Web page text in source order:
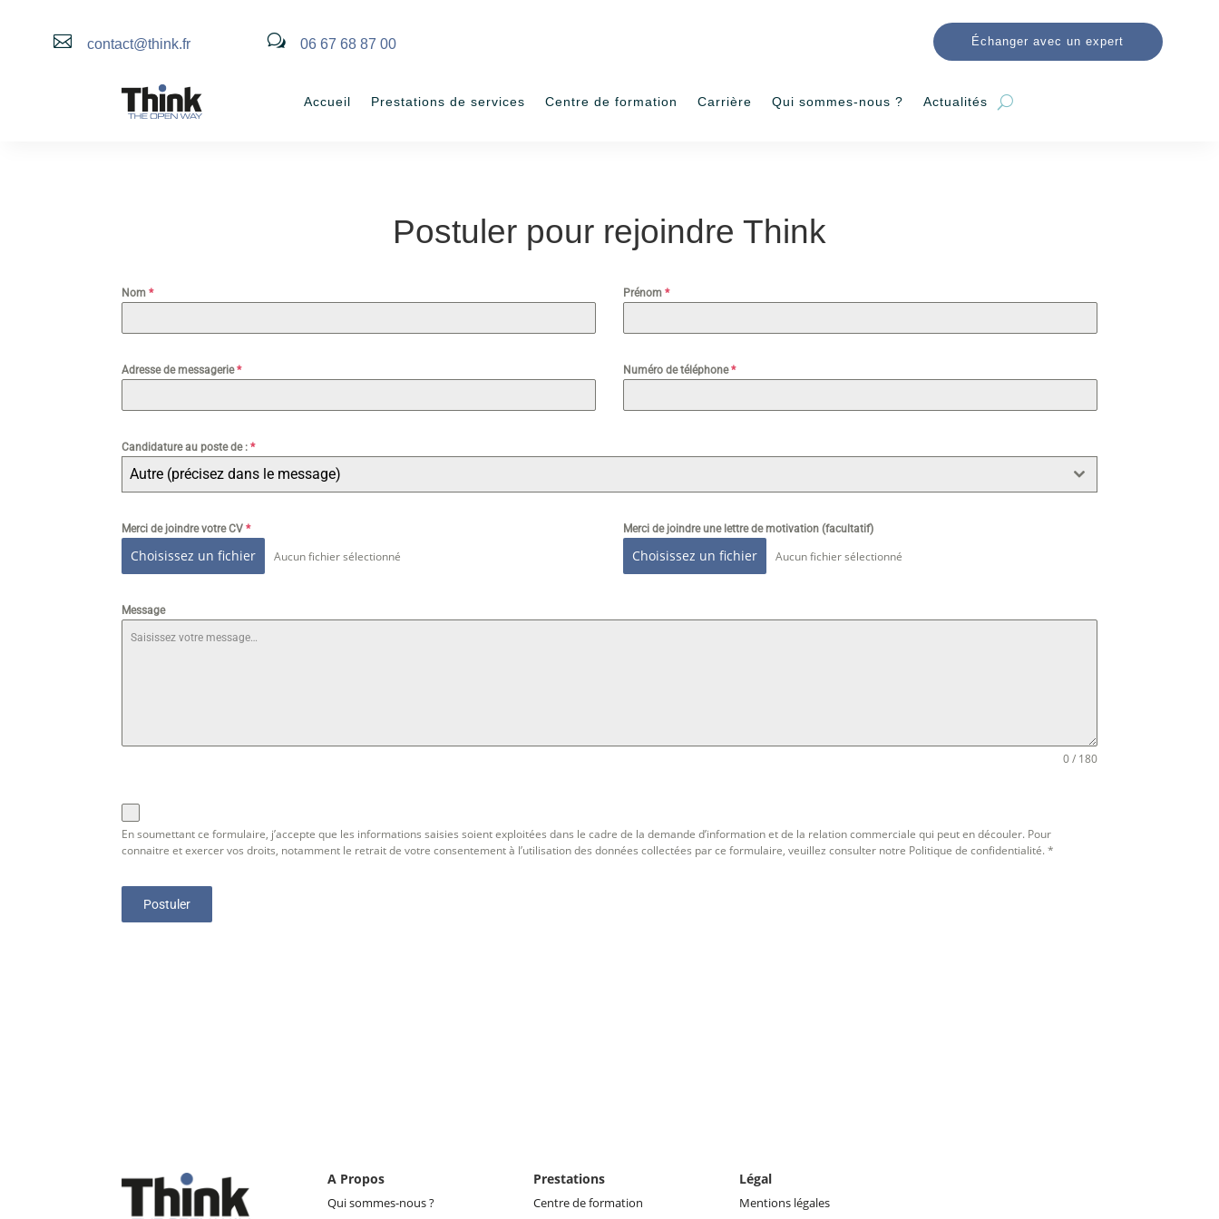
 contact@think.fr w 06 67 68 87 00 Échanger avec un expert
Accueil Prestations de services Centre de formation Carrière Qui sommes-nous ? Actualités
Postuler pour rejoindre Think
Nom* Prénom *
Adresse de messagerie* Numéro de téléphone*
Candidature au poste de :*
Autre (précisez dans le message)
Merci de joindre votre CV*
Choisissez un fichier Aucun fichier sélectionné
Merci de joindre une lettre de motivation (facultatif)
Choisissez un fichier Aucun fichier sélectionné
Message
0 / 180
En soumettant ce formulaire, j’accepte que les informations saisies soient exploitées dans le cadre de la demande d’information et de la relation commerciale qui peut en découler. Pour
connaitre et exercer vos droits, notamment le retrait de votre consentement à l’utilisation des données collectées par ce formulaire, veuillez consulter notre Politique de confidentialité. *
Postuler
A Propos
Qui sommes-nous ?
Prestations
Centre de formation
Légal
Mentions légales